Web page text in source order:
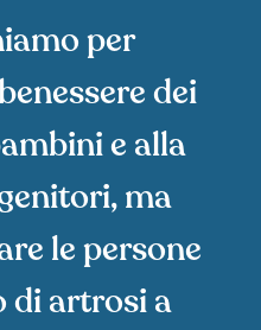
per
dei
e alla
ma
le persone
di artrosi a